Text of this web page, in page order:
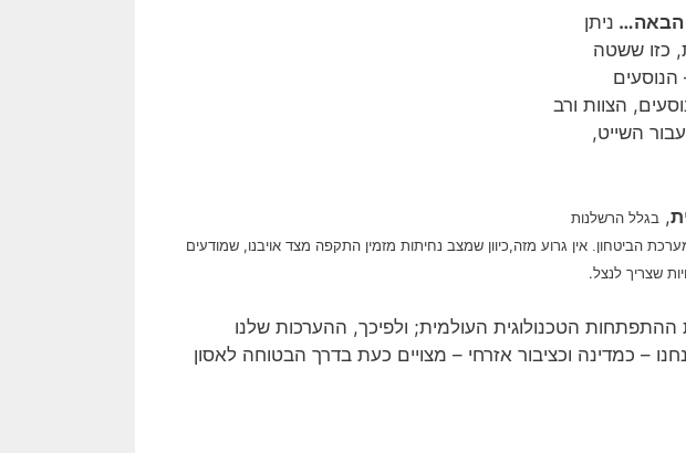
הבאה… ניתן
כזו ששטה
הצוות ורב
השייט,
, בגלל הרשלנות
הביטחון. אין גרוע מזה,כיוון שמצב נחיתות מזמין התקפה מצד אויבנו, שמודעים
שצריך לנצל.
הטכנולוגית העולמית; ולפיכך, ההערכות שלנו
– כמדינה וכציבור אזרחי – מצויים כעת בדרך הבטוחה לאסון